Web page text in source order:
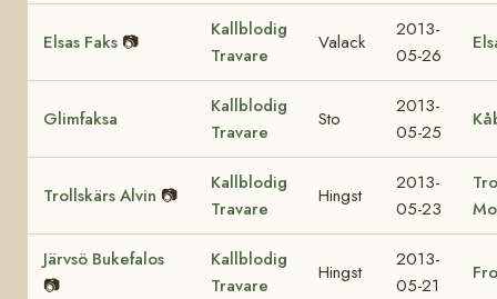
Elsas Faks 📷
Kallblodig
Travare
Valack
2013-
05-26
Glimfaksa
Kallblodig
Travare
Sto
2013-
05-25
Trollskärs Alvin 📷
Kallblodig
Travare
Hingst
2013-
05-23
Järvsö Bukefalos
📷
Kallblodig
Travare
Hingst
2013-
05-21